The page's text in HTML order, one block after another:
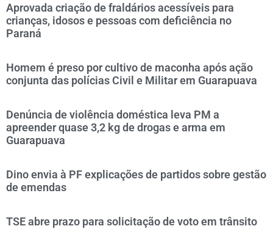
Aprovada criação de fraldários acessíveis para
crianças, idosos e pessoas com deficiência no
Paraná
Homem é preso por cultivo de maconha após ação
conjunta das polícias Civil e Militar em Guarapuava
Denúncia de violência doméstica leva PM a
apreender quase 3,2 kg de drogas e arma em
Guarapuava
Dino envia à PF explicações de partidos sobre gestão
de emendas
TSE abre prazo para solicitação de voto em trânsito